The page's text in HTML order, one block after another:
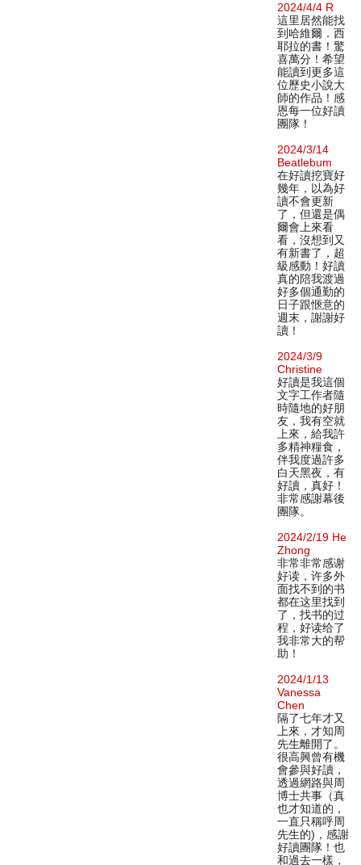
2024/4/4 R
這里居然能找
到哈維爾．西
耶拉的書！驚
喜萬分！希望
能讀到更多這
位歷史小說大
師的作品！感
恩每一位好讀
團隊！
2024/3/14
Beatlebum
在好讀挖寶好
幾年，以為好
讀不會更新
了，但還是偶
爾會上來看
看，沒想到又
有新書了，超
級感動！好讀
真的陪我渡過
好多個通勤的
日子跟愜意的
週末，謝謝好
讀！
2024/3/9
Christine
好讀是我這個
文字工作者隨
時隨地的好朋
友，我有空就
上來，給我許
多精神糧食，
伴我度過許多
白天黑夜，有
好讀，真好！
非常感謝幕後
團隊。
2024/2/19 He
Zhong
非常非常感谢
好读，许多外
面找不到的书
都在这里找到
了，找书的过
程，好读给了
我非常大的帮
助！
2024/1/13
Vanessa
Chen
隔了七年才又
上來，才知周
先生離開了。
很高興曾有機
會參與好讀，
透過網路與周
博士共事（真
也才知道的，
一直只稱呼周
先生的)，感謝
好讀團隊！也
和過去一樣，